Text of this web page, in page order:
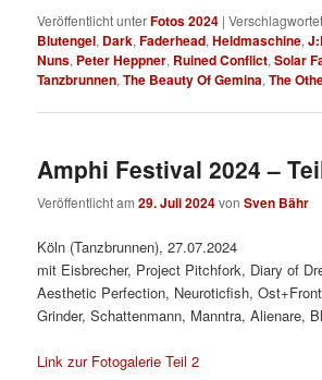
Veröffentlicht unterFotos 2024 |
Blutengel, Dark,Faderhead,Heldmaschine,
Nuns, Peter Heppner, Ruined Conflict,Solar
Tanzbrunnen,The Beauty Of Gemina,The
Amphi Festival 2024 –
Veröffentlicht am29. Juli 2024vonSven Bähr
Köln (Tanzbrunnen), 27.07.2024
mit Eisbrecher, Project Pitchfork, Diary of
Aesthetic Perfection, Neuroticfish,
Grinder, Schattenmann, Manntra, Alienare,
Link zur Fotogalerie Teil 2